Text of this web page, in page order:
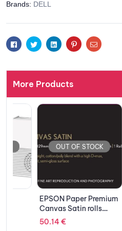
Brands: DELL
FacebookTwitterLinkedinPinterestEmail
More Products
OUT OF STOCK
EPSON Paper Premium
Canvas Satin rolls
C13S041845
€